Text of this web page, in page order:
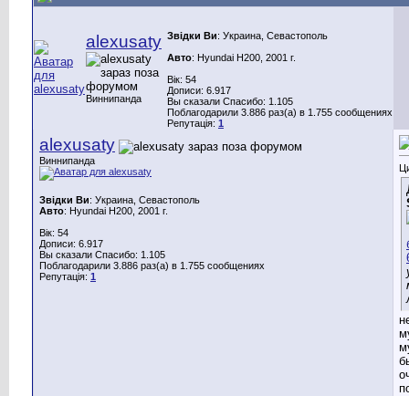
alexusaty
Виннипанда
Звідки Ви: Украина, Севастополь
Авто: Hyundai H200, 2001 г.
Вік: 54
Дописи: 6.917
Вы сказали Спасибо: 1.105
Поблагодарили 3.886 раз(а) в 1.755 сообщениях
Репутація: 1
alexusaty
Виннипанда
Звідки Ви: Украина, Севастополь
Авто: Hyundai H200, 2001 г.
Вік: 54
Дописи: 6.917
Вы сказали Спасибо: 1.105
Поблагодарили 3.886 раз(а) в 1.755 сообщениях
Репутація: 1